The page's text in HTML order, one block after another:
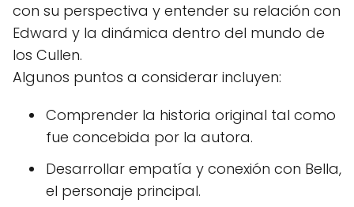
con su perspectiva y entender su relación con
Edward y la dinámica dentro del mundo de
los Cullen.
Algunos puntos a considerar incluyen:
Comprender la historia original tal como
fue concebida por la autora.
Desarrollar empatía y conexión con Bella,
el personaje principal.